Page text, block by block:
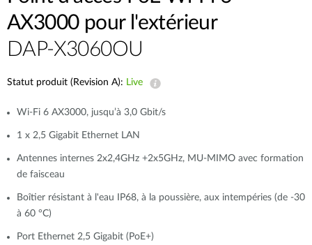
AX3000 pour l'extérieur
DAP-X3060OU
Statut produit (Revision A): Live
Wi-Fi 6 AX3000, jusqu’à 3,0 Gbit/s
1 x 2,5 Gigabit Ethernet LAN
Antennes internes 2x2,4GHz +2x5GHz, MU-MIMO avec formation
de faisceau
Boîtier résistant à l'eau IP68, à la poussière, aux intempéries (de -30
à 60 °C)
Port Ethernet 2,5 Gigabit (PoE+)